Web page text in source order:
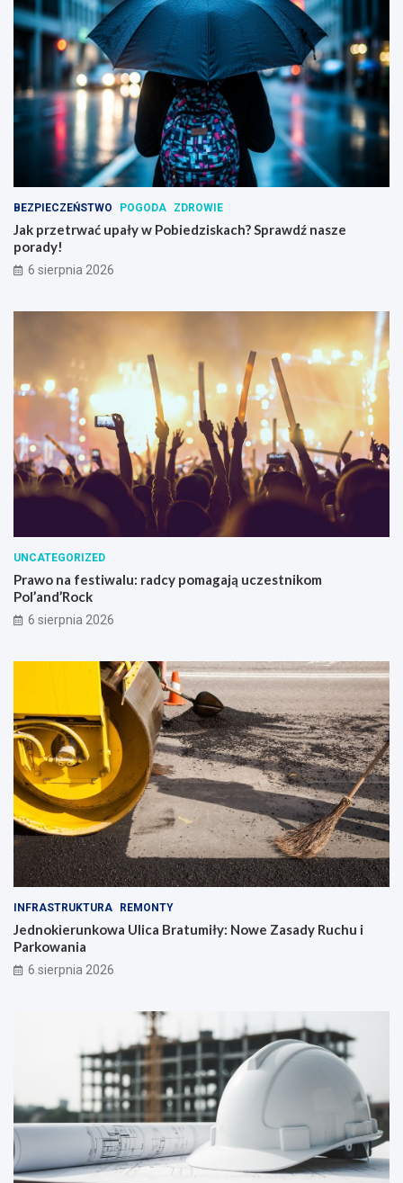
BEZPIECZEŃSTWO POGODA ZDROWIE
Jak przetrwać upały w Pobiedziskach? Sprawdź nasze
porady!
6 sierpnia 2026
UNCATEGORIZED
Prawo na festiwalu: radcy pomagają uczestnikom
Pol’and’Rock
6 sierpnia 2026
INFRASTRUKTURA REMONTY
Jednokierunkowa Ulica Bratumiły: Nowe Zasady Ruchu i
Parkowania
6 sierpnia 2026